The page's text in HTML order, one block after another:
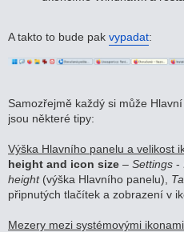
A takto to bude pak vypadat:
Samozřejmě každý si může
jsou některé tipy:
Výška Hlavního panelu a velikost
height and icon size – Settings -
height(výška Hlavního panelu),
připnutých tlačítek a zobrazení v
Mezery mezi systémovými ikonami